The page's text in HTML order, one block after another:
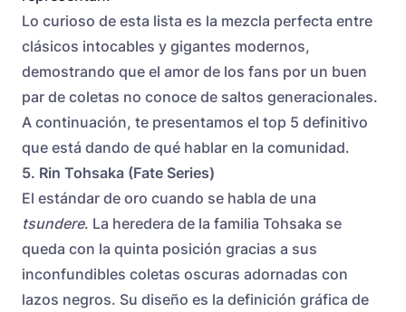
Lo curioso de esta lista es la mezcla perfecta entre
clásicos intocables y gigantes modernos,
demostrando que el amor de los fans por un buen
par de coletas no conoce de saltos generacionales.
A continuación, te presentamos el top 5 definitivo
que está dando de qué hablar en la comunidad.
5. Rin Tohsaka (Fate Series)
El estándar de oro cuando se habla de una
tsundere. La heredera de la familia Tohsaka se
queda con la quinta posición gracias a sus
inconfundibles coletas oscuras adornadas con
lazos negros. Su diseño es la definición gráfica de